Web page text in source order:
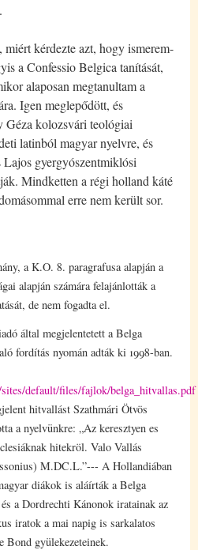
miért kérdezte azt, hogy ismerem-
a Confessio Belgica tanítását,
alaposan megtanultam a
Igen meglepődött, és
Géza kolozsvári teológiai
latinból magyar nyelvre, és
gyergyószentmiklósi
Mindketten a régi holland káté
erre nem került sor.
a K.O. 8. paragrafusa alapján a
alapján számára felajánlották a
de nem fogadta el.
által megjelentetett a Belga
fordítás nyomán adták ki 1998-ban.
default/files/fajlok/belga_hitvallas.pdf
hitvallást Szathmári Ötvös
a nyelvünkre: „Az keresztyen es
hitekröl. Valo Vallás
M.DC.L.”--- A Hollandiában
diákok is aláírták a Belga
a Dordrechti Kánonok iratainak az
iratok a mai napig is sarkalatos
Bond gyülekezeteinek.